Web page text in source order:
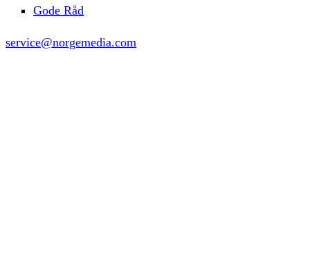
Gode Råd
service@norgemedia.com